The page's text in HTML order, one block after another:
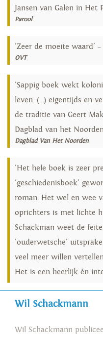
Jansen van Galen in Het
Parool
'Zeer de moeite waard' –
OVT
'Sappig boek wekt
leven. (...) eigentijds en
de traditie van Geert
Dagblad van het Noorden
Dagblad Van Het Noorden
'Het hele boek is zeer
'geschiedenisboek'
roman. Het wel en wee
oprichters is met lichte
Schackman weet de
'ouderwetsche'
veel meer willen
Het is een heerlijk én
Wil Schackmann
Wil Schackmann